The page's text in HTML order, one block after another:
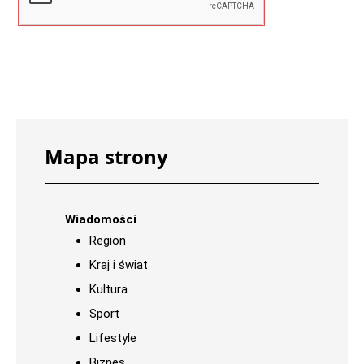
Mapa strony
Wiadomości
Region
Kraj i świat
Kultura
Sport
Lifestyle